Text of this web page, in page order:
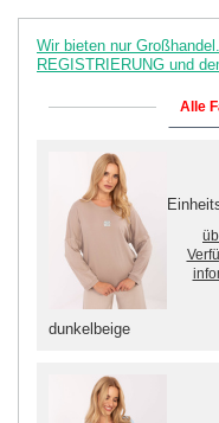
Wir bieten nur
REGISTRIERUNG und
Alle
dunkelbeige